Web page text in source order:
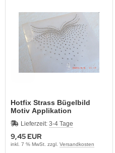
Hotfix Strass Bügelbild
Motiv Applikation
Ausschnitt 191101-3
Lieferzeit: 3-4 Tage
9,45 EUR
inkl. 7 % MwSt. zzgl. Versandkosten